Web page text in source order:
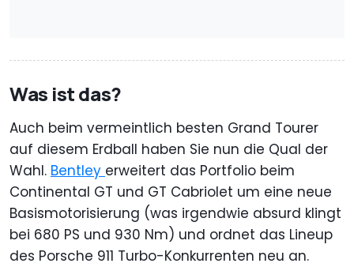
Was ist das?
Auch beim vermeintlich besten Grand Tourer
auf diesem Erdball haben Sie nun die Qual der
Wahl. Bentley erweitert das Portfolio beim
Continental GT und GT Cabriolet um eine neue
Basismotorisierung (was irgendwie absurd klingt
bei 680 PS und 930 Nm) und ordnet das Lineup
des Porsche 911 Turbo-Konkurrenten neu an.